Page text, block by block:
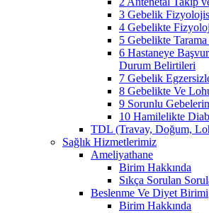
3 Gebelik
4 Gebelikte
5 Gebelikte
6 Hastaneye
Durum Belirtileri
7 Gebelik
8 Gebelikte Ve
9 Sorunlu
10 Hamilelikte
TDL (Travay, Doğum,
Sağlık Hizmetlerimiz
Ameliyathane
Birim Hakkında
Sıkça Sorulan
Beslenme Ve Diyet Birimi
Birim Hakkında